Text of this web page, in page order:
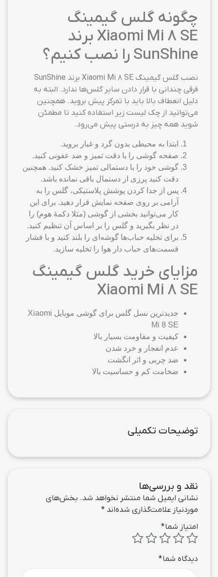
چگونه گلس گیمینگ
Xiaomi Mi 8 SE برند
SunShine را نصب کنیم؟
فرقی چندانی با قرار دادن سایر گلس‌ها ندارد. البته به
دلیل انعطاف بالا باید با تمرکز پیش بروید. همچنین
می‌توانید از چک لیست زیر استفاده کنید تا مطمئن
شوید همه چیز به درستی پیش می‌رود.
ابتدا به محیطی بدون گرد و غبار بروید.
صفحه گوشی را با دقت تمیز و ضد عفونی کنید.
گوشی خود را با دستمالی تمیز خشک کنید. همچنین
دقت کنید پرزی از دستمال باقی نمانده باشد.
پس از جدا کردن پوشش پلاستیکی، گلس را به
آرامی بر روی صفحه نمایش قرار دهید. برای این
کار می‌توانید بخشی از گوشی (مثلا دکمهٔ هوم) را
در نظر بگیرید و گلس را بر اساس آن تنظیم کنید.
برای تخلیه حباب‌ها گوشه‌ای را بلند کنید و با فشار
قسمت‌های حباب دار هوا را تخلیه سازید.
مزایای خرید گلس گیمینگ
Xiaomi Mi 8 SE
جدیدترین نسل گلس برای گوشی موبایل Xiaomi
Mi 8 SE
کیفیت و مقاومت بسیار بالا
عدم انفجار و خرد شدن
ضد چربی و اثر انگشت
ضخامت کم و حساسیت بالا
توضیحات تکمیلی
نقد و بررسی‌ها
نشانی ایمیل شما منتشر نخواهد شد. بخش‌های
موردنیاز علامت‌گذاری شده‌اند *
امتیاز شما*
دیدگاه شما*